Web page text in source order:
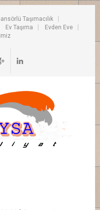
Taşımacılık
Ev Taşıma
Evden Eve